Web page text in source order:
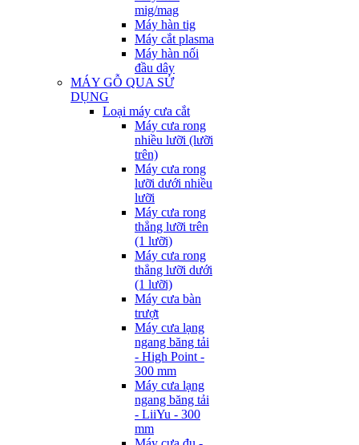
mig/mag
Máy hàn tig
Máy cắt plasma
Máy hàn nối
đầu dây
MÁY GỖ QUA SỬ
DỤNG
Loại máy cưa cắt
Máy cưa rong
nhiều lưỡi (lưỡi
trên)
Máy cưa rong
lưỡi dưới nhiều
lưỡi
Máy cưa rong
thẳng lưỡi trên
(1 lưỡi)
Máy cưa rong
thẳng lưỡi dưới
(1 lưỡi)
Máy cưa bàn
trượt
Máy cưa lạng
ngang băng tải
- High Point -
300 mm
Máy cưa lạng
ngang băng tải
- LiiYu - 300
mm